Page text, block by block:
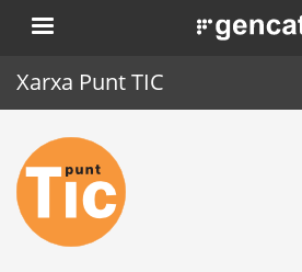
Pasar
al
. Obre en una
Xarxa Punt TIC
Inicio
Punt TIC
Actualidad